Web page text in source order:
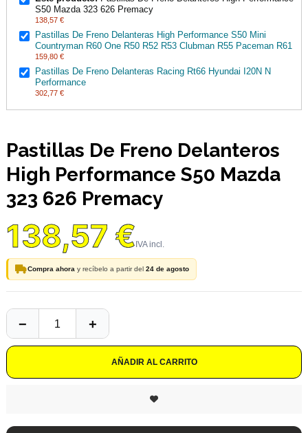
S50 Mazda 323 626 Premacy
138,57 €
Pastillas De Freno Delanteras High Performance S50 Mini
Countryman R60 One R50 R52 R53 Clubman R55 Paceman R61
159,80 €
Pastillas De Freno Delanteras Racing Rt66 Hyundai I20N N
Performance
302,77 €
Pastillas De Freno Delanteros
High Performance S50 Mazda
323 626 Premacy
138,57 €
Compra ahora y recíbelo a partir del 24 de agosto
AÑADIR AL CARRITO